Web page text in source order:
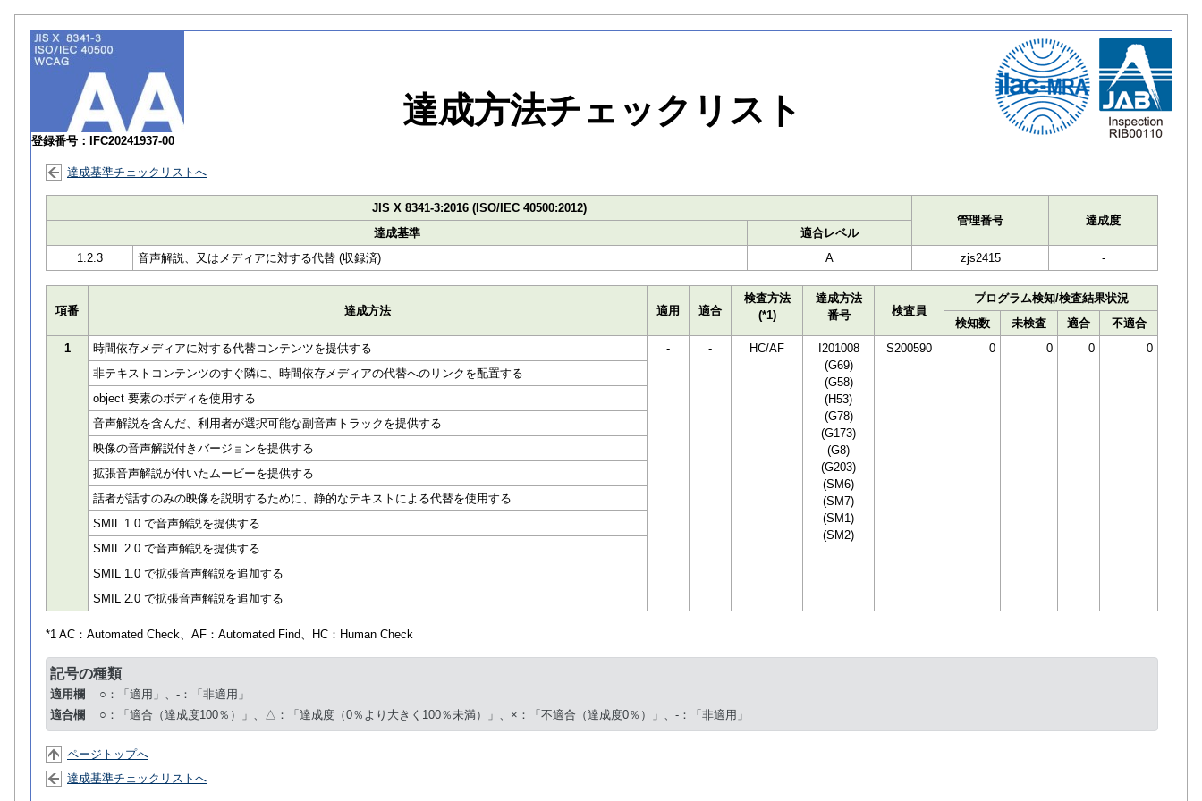
登録番号：IFC20241937-00
達成方法チェックリスト
達成基準チェックリストへ
JIS X 8341-3:2016 (ISO/IEC 40500:2012)
管理番号
達成度
達成基準
適合レベル
1.2.3
音声解説、又はメディアに対する代替 (収録済) A zjs2415 -
項番 達成方法 適用 適合
検査方法
(*1)
達成方法
番号
検査員
プログラム検知/検査結果状況
検知数
未検査 適合
不適合
1
時間依存メディアに対する代替コンテンツを提供する - - HC/AF
I201008
(G69)
(G58)
(H53)
(G78)
(G173)
(G8)
(G203)
(SM6)
(SM7)
(SM1)
(SM2)
S200590 0 0 0
0
非テキストコンテンツのすぐ隣に、時間依存メディアの代替へのリンクを配置する
object 要素のボディを使用する
音声解説を含んだ、利用者が選択可能な副音声トラックを提供する
映像の音声解説付きバージョンを提供する
拡張音声解説が付いたムービーを提供する
話者が話すのみの映像を説明するために、静的なテキストによる代替を使用する
SMIL 1.0 で音声解説を提供する
SMIL 2.0 で音声解説を提供する
SMIL 1.0 で拡張音声解説を追加する
SMIL 2.0 で拡張音声解説を追加する
*1 AC： Automated Check、AF： Automated Find、HC： Human Check
記号の種類
適用欄
○：「適用」、-：「非適用」
適合欄
○：「適合（達成度100％）」、△：「達成度（0％より大きく100％未満）」、×：「不適合（達成度0％）」、-：「非適用」
ページトップへ
達成基準チェックリストへ